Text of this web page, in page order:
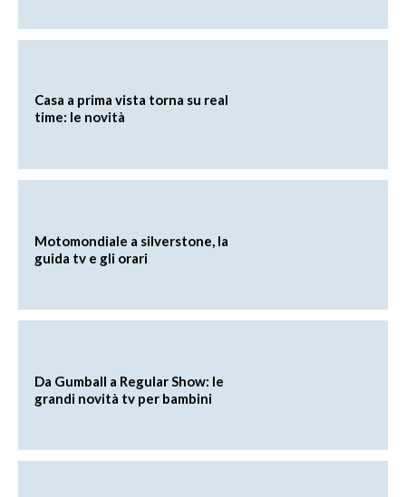
Casa a prima vista torna su real
time: le novità
Motomondiale a silverstone, la
guida tv e gli orari
Da Gumball a Regular Show: le
grandi novità tv per bambini